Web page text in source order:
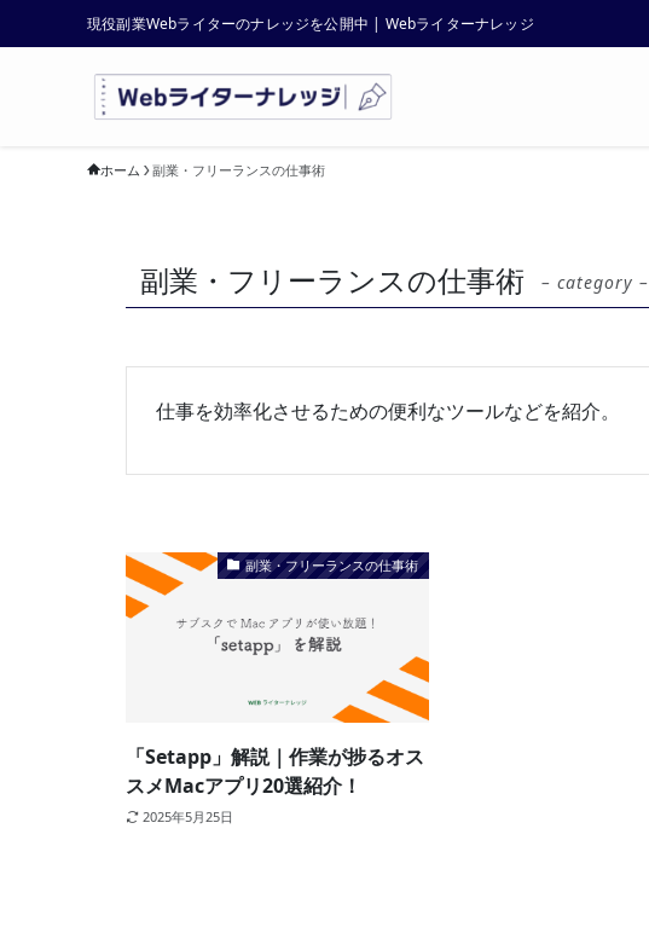
現役副業Webライターのナレッジを公開中 | Webライターナレッジ
ホーム 副業・フリーランスの仕事術
副業・フリーランスの仕事術 – category –
仕事を効率化させるための便利なツールなどを紹介。
副業・フリーランスの仕事術
「Setapp」解説｜作業が捗るオス
スメMacアプリ20選紹介！
2025年5月25日